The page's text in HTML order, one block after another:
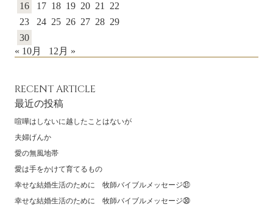
16
17 18 19 20 21
22
23
24 25 26 27 28 29
30
« 10月
12月 »
RECENT ARTICLE
最近の投稿
喧嘩はしないに越したことはないが
夫婦げんか
愛の無風地帯
愛は手をかけて育てるもの
幸せな結婚生活のために 牧師バイブルメッセージ㉛
幸せな結婚生活のために 牧師バイブルメッセージ㉚